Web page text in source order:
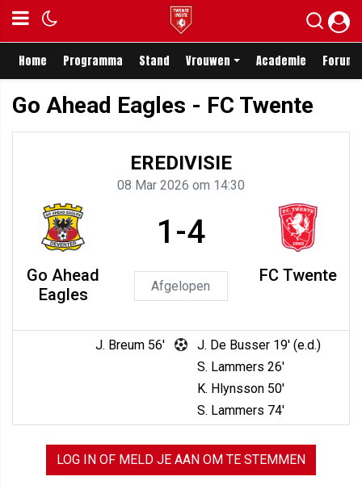
Home Programma Stand Vrouwen Academie Forum
Go Ahead Eagles - FC Twente
EREDIVISIE
08 Mar 2026 om 14:30
Go Ahead
Eagles
1-4
Afgelopen
FC Twente
J. Breum 56'
J. De Busser 19' (e.d.)
S. Lammers 26'
K. Hlynsson 50'
S. Lammers 74'
LOG IN OF MELD JE AAN OM TE STEMMEN